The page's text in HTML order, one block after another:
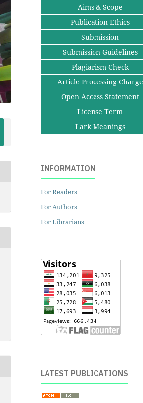
Aims & Scope
Publication Ethics
Submission
Submission Guidelines
Plagiarism Check
Article Processing Charge
Open Access Statement
License Term
Lark Meanings
INFORMATION
For Readers
For Authors
For Librarians
LATEST PUBLICATIONS